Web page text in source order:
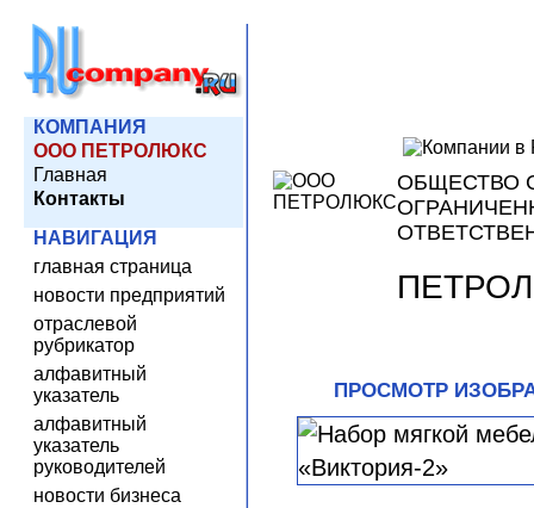
КОМПАНИЯ
ООО ПЕТРОЛЮКС
Главная
Контакты
НАВИГАЦИЯ
главная страница
новости предприятий
отраслевой
рубрикатор
алфавитный
указатель
алфавитный
указатель
руководителей
новости бизнеса
ОБЩЕСТВО
ПРОСМОТР